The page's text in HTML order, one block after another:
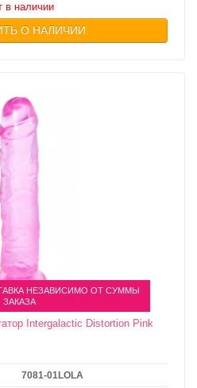
в наличии
О НАЛИЧИИ
НЕЗАВИСИМО ОТ СУММЫ
ЗАКАЗА
Intergalactic Distortion Pink
7081-01LOLA